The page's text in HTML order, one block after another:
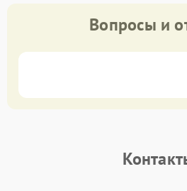
Вопросы и